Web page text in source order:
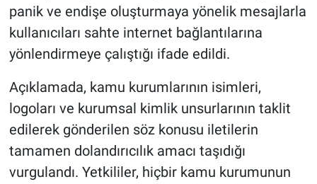
panik ve endişe oluşturmaya yönelik mesajlarla
kullanıcıları sahte internet bağlantılarına
yönlendirmeye çalıştığı ifade edildi.
Açıklamada, kamu kurumlarının isimleri,
logoları ve kurumsal kimlik unsurlarının taklit
edilerek gönderilen söz konusu iletilerin
tamamen dolandırıcılık amacı taşıdığı
vurgulandı. Yetkililer, hiçbir kamu kurumunun